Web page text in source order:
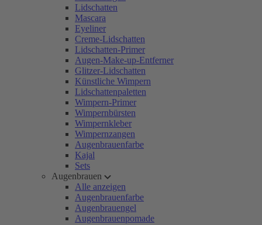
Lidschatten
Mascara
Eyeliner
Creme-Lidschatten
Lidschatten-Primer
Augen-Make-up-Entferner
Glitzer-Lidschatten
Künstliche Wimpern
Lidschattenpaletten
Wimpern-Primer
Wimpernbürsten
Wimpernkleber
Wimpernzangen
Augenbrauenfarbe
Kajal
Sets
Augenbrauen
Alle anzeigen
Augenbrauenfarbe
Augenbrauengel
Augenbrauenpomade